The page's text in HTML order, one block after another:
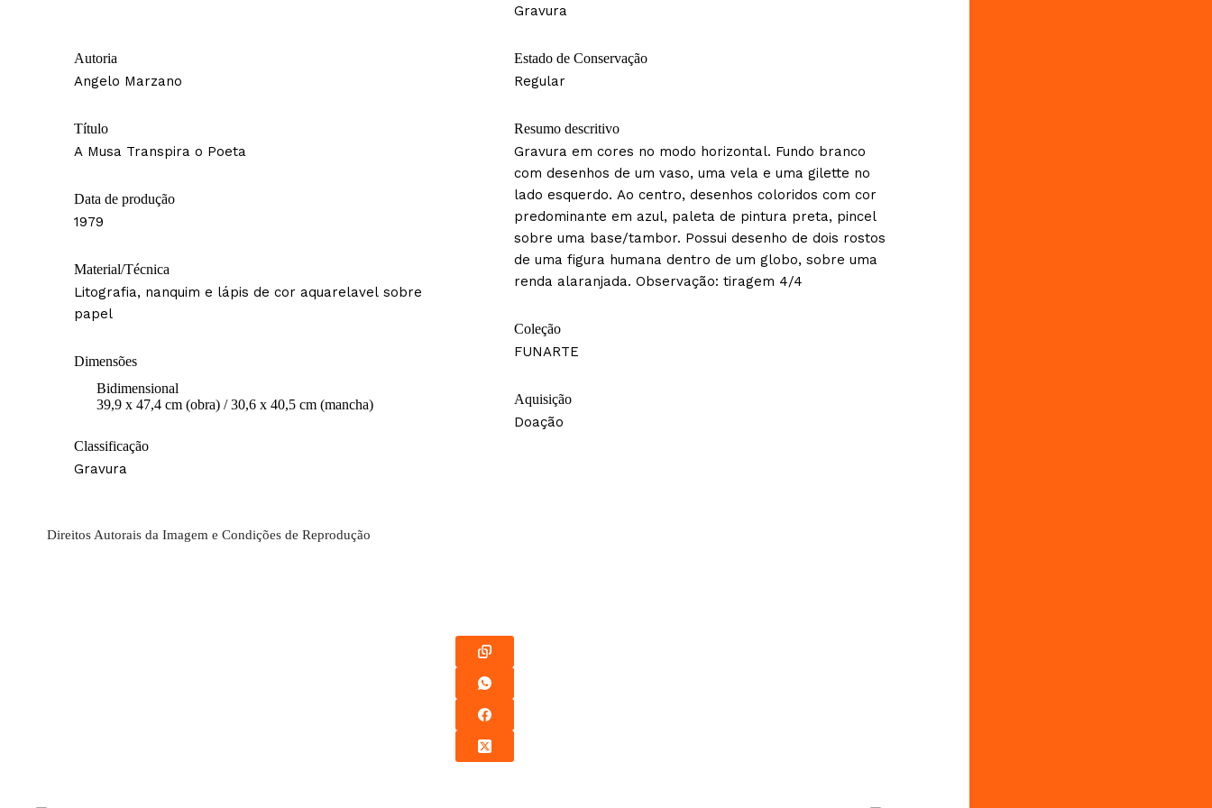
Autoria
Angelo Marzano
Título
A Musa Transpira o Poeta
Data de produção
1979
Material/Técnica
Litografia, nanquim e lápis de cor aquarelavel sobre
papel
Dimensões
Bidimensional
39,9 x 47,4 cm (obra) / 30,6 x 40,5 cm (mancha)
Classificação
Gravura
Gravura
Estado de Conservação
Regular
Resumo descritivo
Gravura em cores no modo horizontal. Fundo branco
com desenhos de um vaso, uma vela e uma gilette no
lado esquerdo. Ao centro, desenhos coloridos com cor
predominante em azul, paleta de pintura preta, pincel
sobre uma base/tambor. Possui desenho de dois rostos
de uma figura humana dentro de um globo, sobre uma
renda alaranjada. Observação: tiragem 4/4
Coleção
FUNARTE
Aquisição
Doação
Direitos Autorais da Imagem e Condições de Reprodução